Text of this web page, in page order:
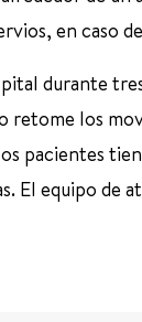
en caso
durante
los
pacientes
El equipo